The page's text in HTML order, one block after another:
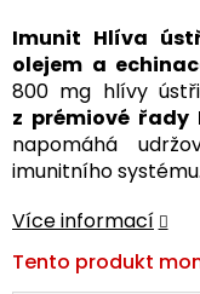
Imunit Hlíva
olejem a
800 mg hlívy
z prémiové řady
napomáhá
imunitního systému.
Více informací
Tento produkt